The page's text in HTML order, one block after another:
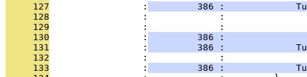
     127
                 :
386 :
     128
:             :
     129
:             :
     130
                 :
386 :
     131
                 :
386 :
     132
:             :
     133
                 :
386 :